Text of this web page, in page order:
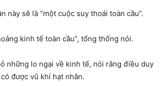
này sẽ là “một cuộc suy thoái toàn cầu”.
kinh tế toàn cầu”, tổng thống nói.
những lo ngại về kinh tế, nói rằng điều duy
được vũ khí hạt nhân.